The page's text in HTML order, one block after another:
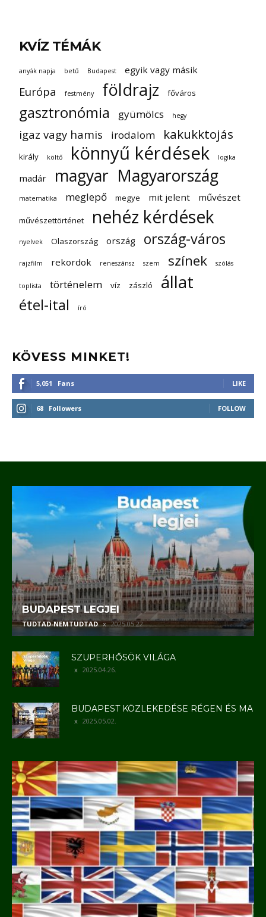
KVÍZ TÉMÁK
anyák napja betű Budapest egyik vagy másik
Európa festmény földrajz főváros
gasztronómia gyümölcs hegy
igaz vagy hamis irodalom kakukktojás
király költő könnyű kérdések logika
madár magyar Magyarország
matematika meglepő megye mit jelent művészet
művészettörténet nehéz kérdések
nyelvek Olaszország ország ország-város
rajzfilm rekordok reneszánsz szem színek szólás
toplista történelem víz zászló állat
étel-ital író
KÖVESS MINKET!
5,051 Fans LIKE
68 Followers FOLLOW
BUDAPEST LEGJEI
TUDTAD-NEMTUDTAD 2025.05.22.
SZUPERHŐSÖK VILÁGA
2025.04.26.
BUDAPEST KÖZLEKEDÉSE RÉGEN ÉS MA
2025.05.02.